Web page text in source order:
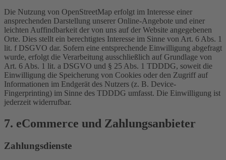
Die Nutzung von OpenStreetMap erfolgt im Interesse einer
ansprechenden Darstellung unserer Online-Angebote und einer
leichten Auffindbarkeit der von uns auf der Website angegebenen
Orte. Dies stellt ein berechtigtes Interesse im Sinne von Art. 6 Abs. 1
lit. f DSGVO dar. Sofern eine entsprechende Einwilligung abgefragt
wurde, erfolgt die Verarbeitung ausschließlich auf Grundlage von
Art. 6 Abs. 1 lit. a DSGVO und § 25 Abs. 1 TDDDG, soweit die
Einwilligung die Speicherung von Cookies oder den Zugriff auf
Informationen im Endgerät des Nutzers (z. B. Device-
Fingerprinting) im Sinne des TDDDG umfasst. Die Einwilligung ist
jederzeit widerrufbar.
7. eCommerce und Zahlungs­anbieter
Zahlungsdienste